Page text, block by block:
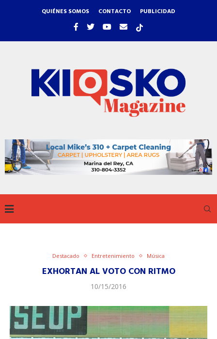
QUIÉNES SOMOS CONTACTO PUBLICIDAD
Destacado Entretenimiento Música
EXHORTAN AL VOTO CON RITMO
10/15/2016